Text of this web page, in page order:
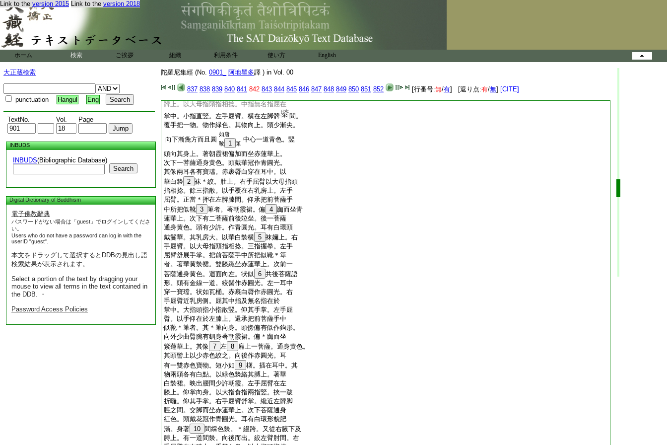
Link to the version 2015 Link to the version 2018
ホーム 検索 ご挨拶 組織 利用条件 使い方 English
大正蔵検索
punctuation Hangul Eng
TextNo. Vol. Page
INBUDS
INBUDS(Bibliographic Database)
Search
Digital Dictionary of Buddhism
電子佛教辭典
パスワードがない場合は「guest」でログインしてくださ
い。
Users who do not have a password can log in with the
userID "guest".
本文をドラッグして選択するとDDBの見出し語
検索結果が表示されます。
Select a portion of the text by dragging your
mouse to view all terms in the text contained in
the DDB. ・
Password Access Policies
陀羅尼集經 (No. 0901_ 阿地瞿多譯 ) in Vol. 00
837 838 839 840 841 842 843 844 845 846 847 848 849 850 851 852 [行番号:無/有] [返り点:有/無] [CITE]
跋折囉下有緋 26
縵。縵其頭上。次下復有黄
＊縵。纒頭。覆
27 臍鬢額唯出面眼。其眼睛角如
帶。少赤似斜看視。其像形状如瞋怒相。以兩
手臂相交叉著。以右 28
押左附入腋間。其脚偏
交側坐。竪左脚髀。其髀間出一赤蛇。 29 絞肚
及脚。髀間出頭。向左臂肘。看映像身。其像
身坐赤蓮華上。其像左右＊廂各有四菩薩。上
下皆坐而作威儀。助金剛藏降伏一切。次
左上一菩薩通身黄色。頭戴華冠耳有白環。
其像頂後有圓赤光。以華白
30 褺絞其右臂。向
髀上。以大母指頭指相捻。中指無名指屈在
掌中。小指直竪。左手屈臂。横在左脚髀
間。
覆手把一物。物作緑色。其物向上。頭少漸尖。
向下漸麁方而且圓
如唐
靴
1 箄
中心一道青色。竪
頭向其身上。著朝霞裙偏加而坐赤蓮華上。
次下一菩薩通身黄色。頭戴華冠作青圓光。
其像兩耳各有寶璫。赤裹脣白穿在耳中。以
華白褺 2 袜＊絞。肚上。右手屈臂以大母指頭
指相捻。餘三指散。以手覆在右乳房上。左手
屈臂。正當＊押在左髀膝間。仰承把前菩薩手
中所把似靴 3 箄者。著朝霞裙。偏 4 跏而坐青
蓮華上。次下有二菩薩前後竝坐。後一菩薩
通身黄色。頭有少許。作青圓光。耳有白環頭
戴鬘華。其乳房大。以華白褺横 5 袜嬭上。右
手屈臂。以大母指頭指相捻。三指握拳。左手
屈臂舒展手掌。把前菩薩手中所把似靴＊箄
者。著華黄褺裙。雙膝跪坐赤蓮華上。次前一
菩薩通身黄色。迴面向左。状似 6 共後菩薩語
形。頭有金線一道。絞髻作赤圓光。左一耳中
穿一寶璫。状如瓦桶。赤裹白脣作赤圓光。右
手屈臂近乳房側。屈其中指及無名指在於
掌中。大指頭指小指散竪。仰其手掌。左手屈
臂。以手仰在於左膝上。還承把前菩薩手中
似靴＊箄者。其＊箄向身。頭傍偏有似作鉤形。
向外少曲臂腕有釧身著朝霞裙。偏＊跏而坐
紫蓮華上。其像 7 左 8 廂上一菩薩。通身黄色。
其頭髻上以少赤色絞之。向後作赤圓光。耳
有一雙赤色寶物。短小如 9 櫡。插在耳中。其
物兩頭各有白點。以緑色褺絡其膊上。著華
白褺裙。映出腰間少許朝霞。左手屈臂在左
膝上。仰掌向身。以大指食指兩指竪。挾一跋
折囉。仰其手掌。右手屈臂舒掌。纔近左髀脚
脛之間。交脚而坐赤蓮華上。次下菩薩通身
紅色。頭戴花冠作青圓光。耳有白環形貌肥
滿。身著 10 間綵色褺。＊縵跨。又從右腋下及
膊上。有一道間褺。向後而出。絞左臂肘間。右